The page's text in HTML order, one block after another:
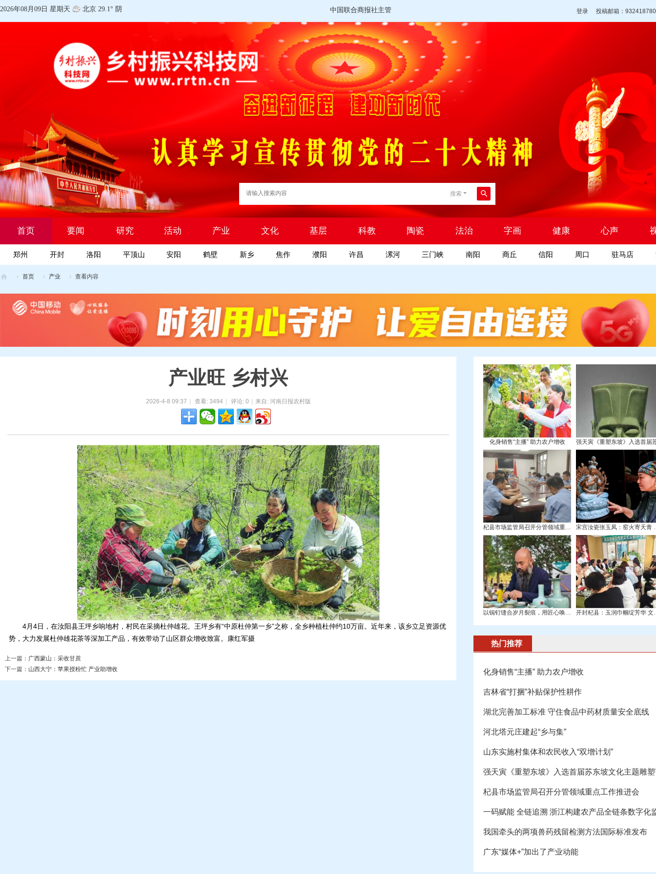
中国联合商报社主管 登录 投稿邮箱：
首页
Portal
要闻 研究
院
活动 产业 文化 基层 科教 陶瓷 法治 字画 健康 心声
搜索
搜
郑州 开封 洛阳 平顶山 安阳 鹤壁 新乡 焦作 濮阳 许昌 漯河 三门峡 南阳 商丘 信阳 周口 驻马店
科
› 首页 › 产业 › 查看内容
产业旺 乡村兴
2026-4-8 09:37 查看: 3494 评论: 0 来自: 河南日报农村版
4月4日，在汝阳县王坪乡响地村，村民在采摘杜仲雄花。王坪乡有“中原杜仲第一乡”之称，全乡种植杜仲约10万亩。近年来，该乡立足资源优
势，大力发展杜仲雄花茶等深加工产品，有效带动了山区群众增收致富。康红军摄
上一篇： 广西蒙山：采收甘蔗
下一篇： 山西大宁：苹果授粉忙 产业助增收
化身销售“主播” 助力农户增收
杞县市场监管局召开分管领域重点工作推进会 宋宫汝瓷
以锔钉缝合岁月裂痕，用匠心唤醒残缺之美— 开封杞县
热门推荐
化身销售“主播” 助力农户增收
吉林省“打捆”补贴保护性耕作
湖北完善加工标准 守住食品中药材质量安全底线
河北塔元庄建起“乡与集”
山东实施村集体和农民收入“双增计划”
强天寅《重塑东坡》入选首届苏东坡文化主题雕
杞县市场监管局召开分管领域重点工作推进会
一码赋能 全链追溯 浙江构建农产品全链条数字化
我国牵头的两项兽药残留检测方法国际标准发布
广东“媒体+”加出了产业动能